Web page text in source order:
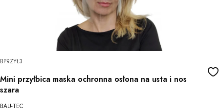
BPRZYŁ3
Mini przyłbica maska ochronna osłona na usta i nos
szara
BAU-TEC